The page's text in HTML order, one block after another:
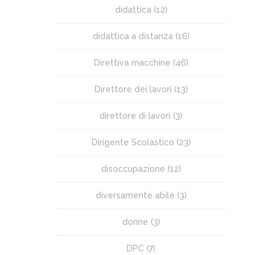
didattica(12)
didattica a distanza(16)
Direttiva macchine (46)
Direttore dei lavori (13)
direttore di lavori (3)
Dirigente Scolastico (23)
disoccupazione (12)
diversamente abile (3)
donne (3)
DPC (7)